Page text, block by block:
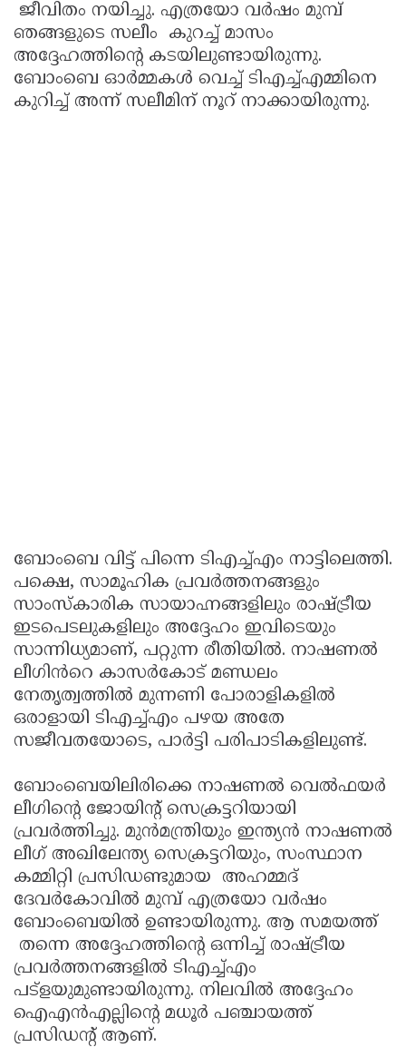
ജീവിതം നയിച്ചു. എത്രയോ വർഷം മുമ്പ്
ഞങ്ങളുടെ സലീം കുറച്ച് മാസം
അദ്ദേഹത്തിന്റെ കടയിലുണ്ടായിരുന്നു.
ബോംബെ ഓർമ്മകൾ വെച്ച് ടിഎച്ച്എമ്മിനെ
കുറിച്ച് അന്ന് സലീമിന് നൂറ് നാക്കായിരുന്നു.
ബോംബെ വിട്ട് പിന്നെ ടിഎച്ച്എം നാട്ടിലെത്തി.
പക്ഷെ, സാമൂഹിക പ്രവർത്തനങ്ങളും
സാംസ്കാരിക സായാഹ്നങ്ങളിലും രാഷ്ട്രീയ
ഇടപെടലുകളിലും അദ്ദേഹം ഇവിടെയും
സാന്നിധ്യമാണ്, പറ്റുന്ന രീതിയിൽ. നാഷണൽ
ലീഗിൻറെ കാസർകോട് മണ്ഡലം
നേതൃത്വത്തിൽ മുന്നണി പോരാളികളിൽ
ഒരാളായി ടിഎച്ച്എം പഴയ അതേ
സജീവതയോടെ, പാർട്ടി പരിപാടികളിലുണ്ട്.
ബോംബെയിലിരിക്കെ നാഷണൽ വെൽഫയർ
ലീഗിന്റെ ജോയിന്റ് സെക്രട്ടറിയായി
പ്രവർത്തിച്ചു. മുൻമന്ത്രിയും ഇന്ത്യൻ നാഷണൽ
ലീഗ് അഖിലേന്ത്യ സെക്രട്ടറിയും, സംസ്ഥാന
കമ്മിറ്റി പ്രസിഡണ്ടുമായ അഹമ്മദ്
ദേവർകോവിൽ മുമ്പ് എത്രയോ വർഷം
ബോംബെയിൽ ഉണ്ടായിരുന്നു. ആ സമയത്ത്
തന്നെ അദ്ദേഹത്തിന്റെ ഒന്നിച്ച് രാഷ്ട്രീയ
പ്രവർത്തനങ്ങളിൽ ടിഎച്ച്എം
പട്‌ളയുമുണ്ടായിരുന്നു. നിലവിൽ അദ്ദേഹം
ഐഎൻഎല്ലിന്റെ മധൂർ പഞ്ചായത്ത്
പ്രസിഡന്റ് ആണ്.